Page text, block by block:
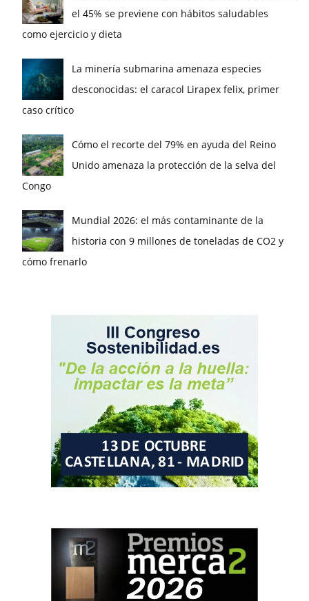
el 45% se previene con hábitos saludables
como ejercicio y dieta
La minería submarina amenaza especies
desconocidas: el caracol Lirapex felix, primer
caso crítico
Cómo el recorte del 79% en ayuda del Reino
Unido amenaza la protección de la selva del
Congo
Mundial 2026: el más contaminante de la
historia con 9 millones de toneladas de CO2 y
cómo frenarlo